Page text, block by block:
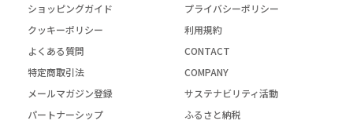
ショッピングガイド
プライバシーポリシー
クッキーポリシー
利用規約
よくある質問
CONTACT
特定商取引法
COMPANY
メールマガジン登録
サステナビリティ活動
パートナーシップ
ふるさと納税